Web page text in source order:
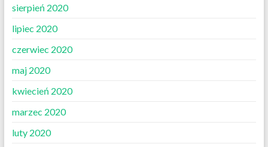
sierpień 2020
lipiec 2020
czerwiec 2020
maj 2020
kwiecień 2020
marzec 2020
luty 2020